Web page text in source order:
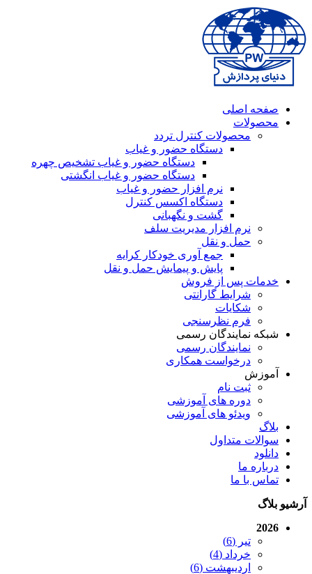
صفحه اصلی
محصولات
محصولات کنترل تردد
دستگاه حضور و غیاب
دستگاه حضور و غیاب تشخیص چهره
دستگاه حضور و غیاب انگشتی
نرم افزار حضور و غیاب
دستگاه اکسس کنترل
گشت و نگهبانی
نرم افزار مدیریت سلف
حمل و نقل
جمع آوری خودکار کرایه
پایش و پیمایش حمل و نقل
خدمات پس از فروش
شرایط گارانتی
شکایات
فرم نظرسنجی
شبکه نمایندگان رسمی
نمایندگان رسمی
درخواست همکاری
آموزش
ثبت نام
دوره های آموزشی
ویدئو های آموزشی
بلاگ
سوالات متداول
دانلود
درباره ما
تماس با ما
آرشیو بلاگ
2026
تیر (6)
خرداد (4)
اردیبهشت (6)